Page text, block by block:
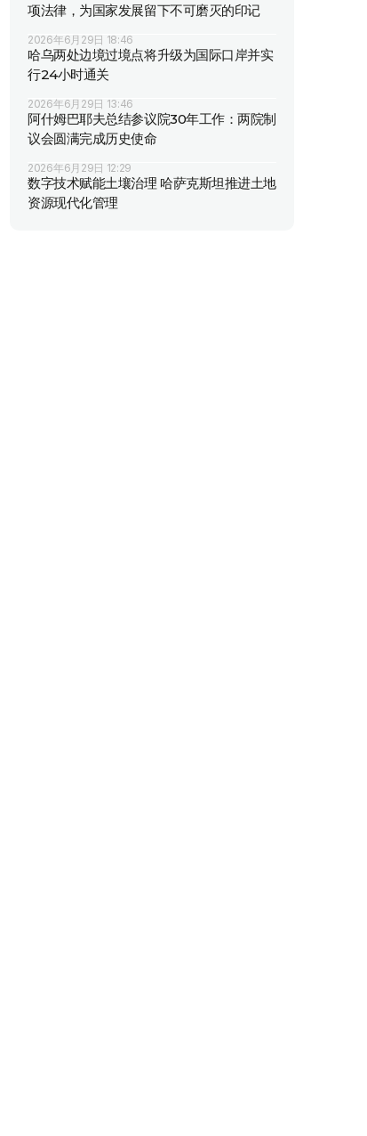
项法律，为国家发展留下不可磨灭的印记
2026年6月29日 18:46
哈乌两处边境过境点将升级为国际口岸并实
行24小时通关
2026年6月29日 13:46
阿什姆巴耶夫总结参议院30年工作：两院制
议会圆满完成历史使命
2026年6月29日 12:29
数字技术赋能土壤治理 哈萨克斯坦推进土地
资源现代化管理